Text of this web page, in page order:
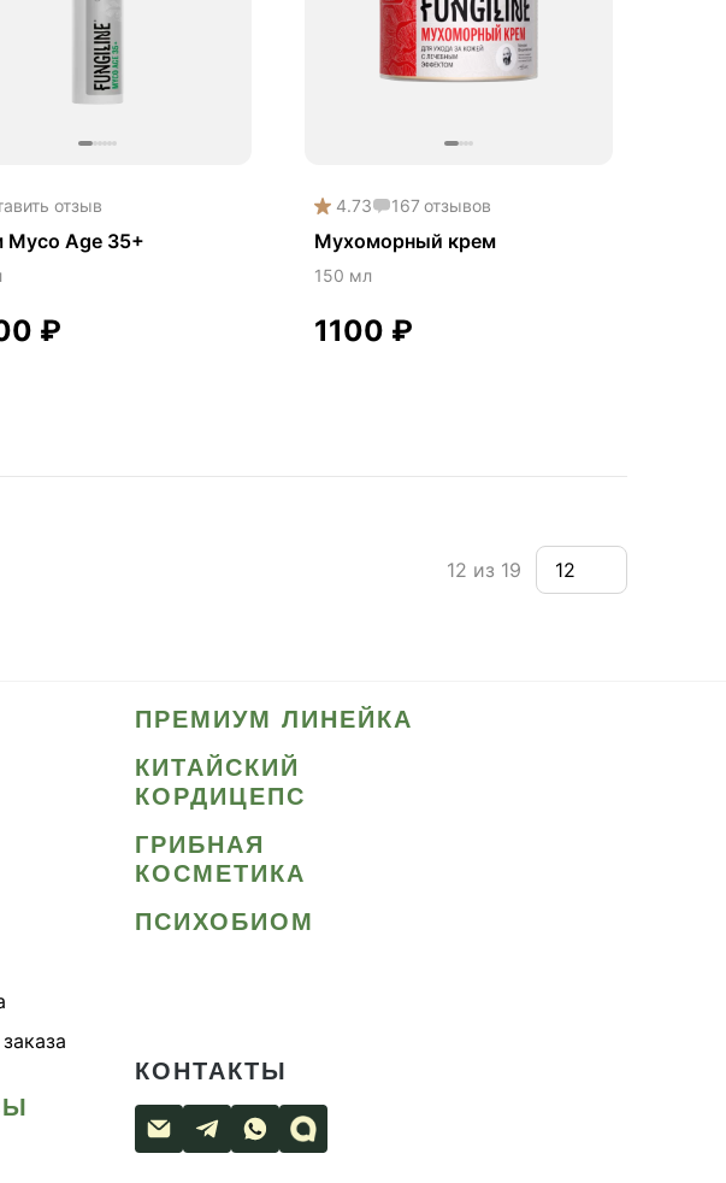
отзыв
Myco Age 35+
₽
4.73 167 отзывов
Мухоморный крем
150 мл
1100 ₽
12 из 19
ПРЕМИУМ ЛИНЕЙКА
КИТАЙСКИЙ
КОРДИЦЕПС
ГРИБНАЯ
КОСМЕТИКА
ПСИХОБИОМ
КОНТАКТЫ